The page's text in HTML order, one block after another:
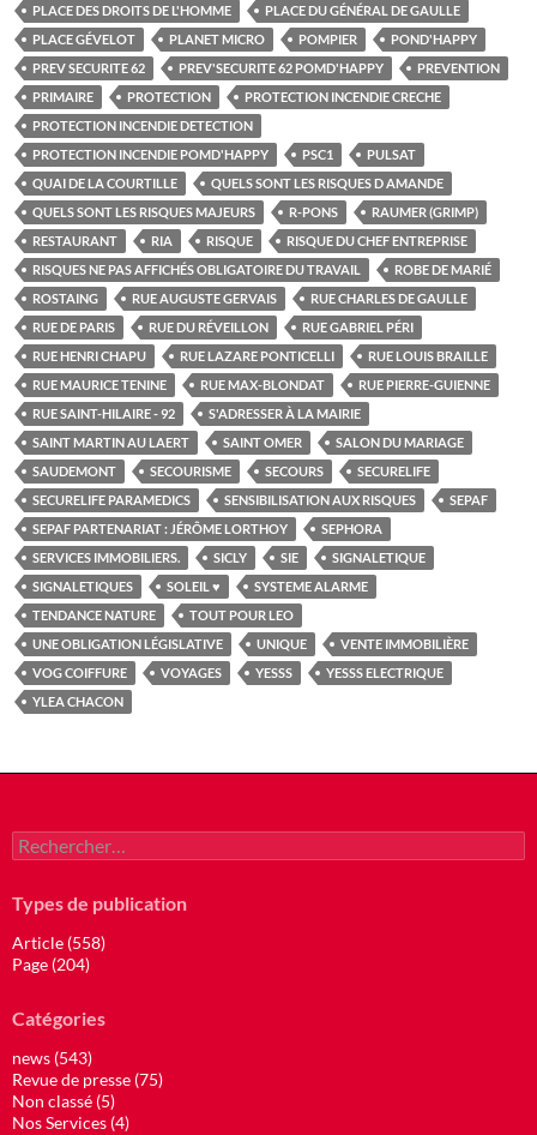
PLACE DES DROITS DE L'HOMME
PLACE DU GÉNÉRAL DE GAULLE
PLACE GÉVELOT
PLANET MICRO POMPIER
POND'HAPPY
PREV SECURITE 62
PREV'SECURITE 62 POMD'HAPPY
PREVENTION
PRIMAIRE
PROTECTION
PROTECTION INCENDIE CRECHE
PROTECTION INCENDIE DETECTION
PROTECTION INCENDIE POMD'HAPPY
PSC1
PULSAT
QUAI DE LA COURTILLE
QUELS SONT LES RISQUES D AMANDE
QUELS SONT LES RISQUES MAJEURS
R-PONS
RAUMER (GRIMP)
RESTAURANT
RIA RISQUE
RISQUE DU CHEF ENTREPRISE
RISQUES NE PAS AFFICHÉS OBLIGATOIRE DU TRAVAIL
ROBE DE MARIÉ
ROSTAING
RUE AUGUSTE GERVAIS
RUE CHARLES DE GAULLE
RUE DE PARIS
RUE DU RÉVEILLON
RUE GABRIEL PÉRI
RUE HENRI CHAPU
RUE LAZARE PONTICELLI
RUE LOUIS BRAILLE
RUE MAURICE TENINE
RUE MAX-BLONDAT
RUE PIERRE-GUIENNE
RUE SAINT-HILAIRE - 92
S'ADRESSER À LA MAIRIE
SAINT MARTIN AU LAERT
SAINT OMER
SALON DU MARIAGE
SAUDEMONT
SECOURISME SECOURS
SECURELIFE
SECURELIFE PARAMEDICS
SENSIBILISATION AUX RISQUES
SEPAF
SEPAF PARTENARIAT : JÉRÔME LORTHOY
SEPHORA
SERVICES IMMOBILIERS.
SICLY SIE
SIGNALETIQUE
SIGNALETIQUES
SOLEIL ♥
SYSTEME ALARME
TENDANCE NATURE
TOUT POUR LEO
UNE OBLIGATION LÉGISLATIVE
UNIQUE
VENTE IMMOBILIÈRE
VOG COIFFURE
VOYAGES YESSS
YESSS ELECTRIQUE
YLEA CHACON
Rechercher :
Types de publication
Article (558)
Page (204)
Catégories
news (543)
Revue de presse (75)
Non classé (5)
Nos Services (4)